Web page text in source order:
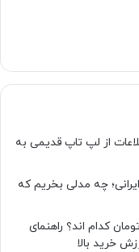
از لپ تاپ قدیمی به
چه مدلی بخریم که
زیر ۵ میلیون تومان کدام اند؟ راهنمای
خرید بالا